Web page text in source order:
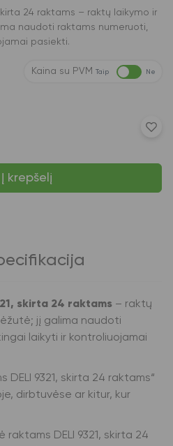
24 raktams – raktų laikymo ir
naudoti raktams numeruoti,
pasiekti.
Kaina su PVM Taip Ne
Į krepšelį
skirta 24 raktams – raktų
jį galima naudoti
laikyti ir kontroliuojamai
DELI 9321, skirta 24 raktams“
dirbtuvėse ar kitur, kur
raktams DELI 9321, skirta 24